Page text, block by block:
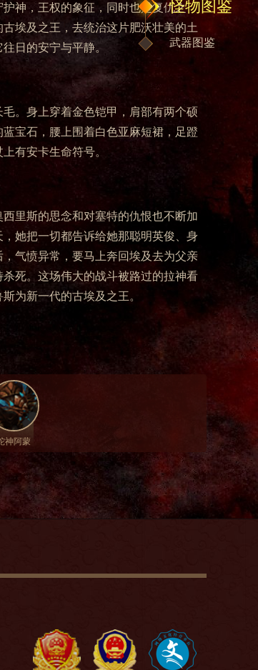
武器图鉴
神，王权的象征，同时也是复仇之
埃及之王，去统治这片肥沃壮美的土
日的安宁与平静。
。身上穿着金色铠甲，肩部有两个硕
宝石，腰上围着白色亚麻短裙，足蹬
有安卡生命符号。
里斯的思念和对塞特的仇恨也不断加
她把一切都告诉给她那聪明英俊、身
气愤异常，要马上奔回埃及去为父亲
死。这场伟大的战斗被路过的拉神看
为新一代的古埃及之王。
神阿蒙